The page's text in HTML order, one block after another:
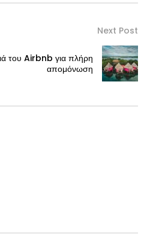
Next Post
του Airbnb για πλήρη
απομόνωση